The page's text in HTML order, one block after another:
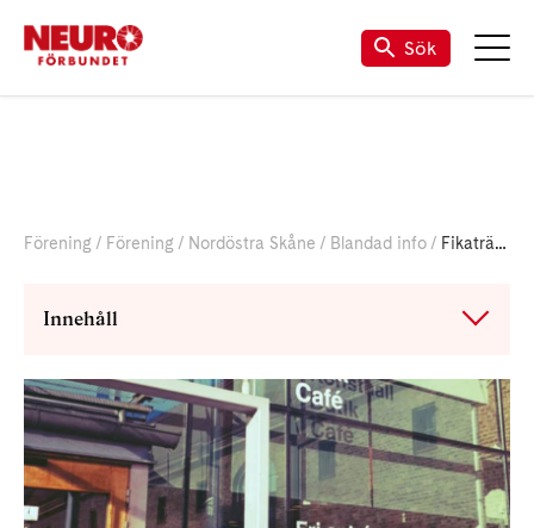
Till vår Facebook
Sök
Förening Förening Nordöstra Skåne Blandad info Fikaträff i Kristianstad
Innehåll